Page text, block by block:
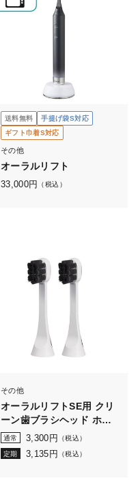
送料無料
手提げ袋S対応
ギフト巾着S対応
その他
オーラルリフト
33,000円 （税込）
その他
オーラルリフトSE用 クリ
ーン歯ブラシヘッド ホワ
イト 2本入
通常 3,300 円 （税込）
定期 3,135 円 （税込）